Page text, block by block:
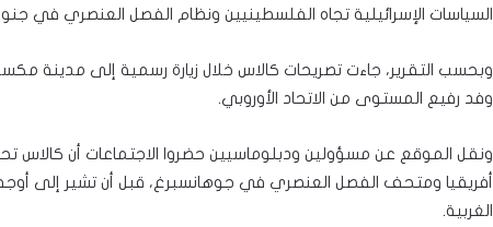
السياسات الإسرائيلية تجاه الفلسطينيين ونظام الفصل العنصري في
وفد رفيع المستوى من الاتحاد الأوروبي.
ونقل الموقع عن مسؤولين ودبلوماسيين حضروا الاجتماعات أن كالاس
أفريقيا ومتحف الفصل العنصري في جوهانسبرغ، قبل أن تشير إلى
الغربية.